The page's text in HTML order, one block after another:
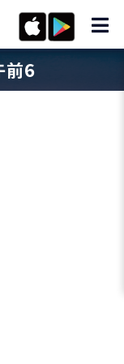
前6